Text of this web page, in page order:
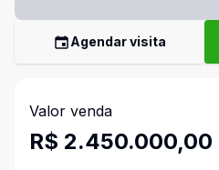
Agendar visita
Valor venda
R$ 2.450.000,00